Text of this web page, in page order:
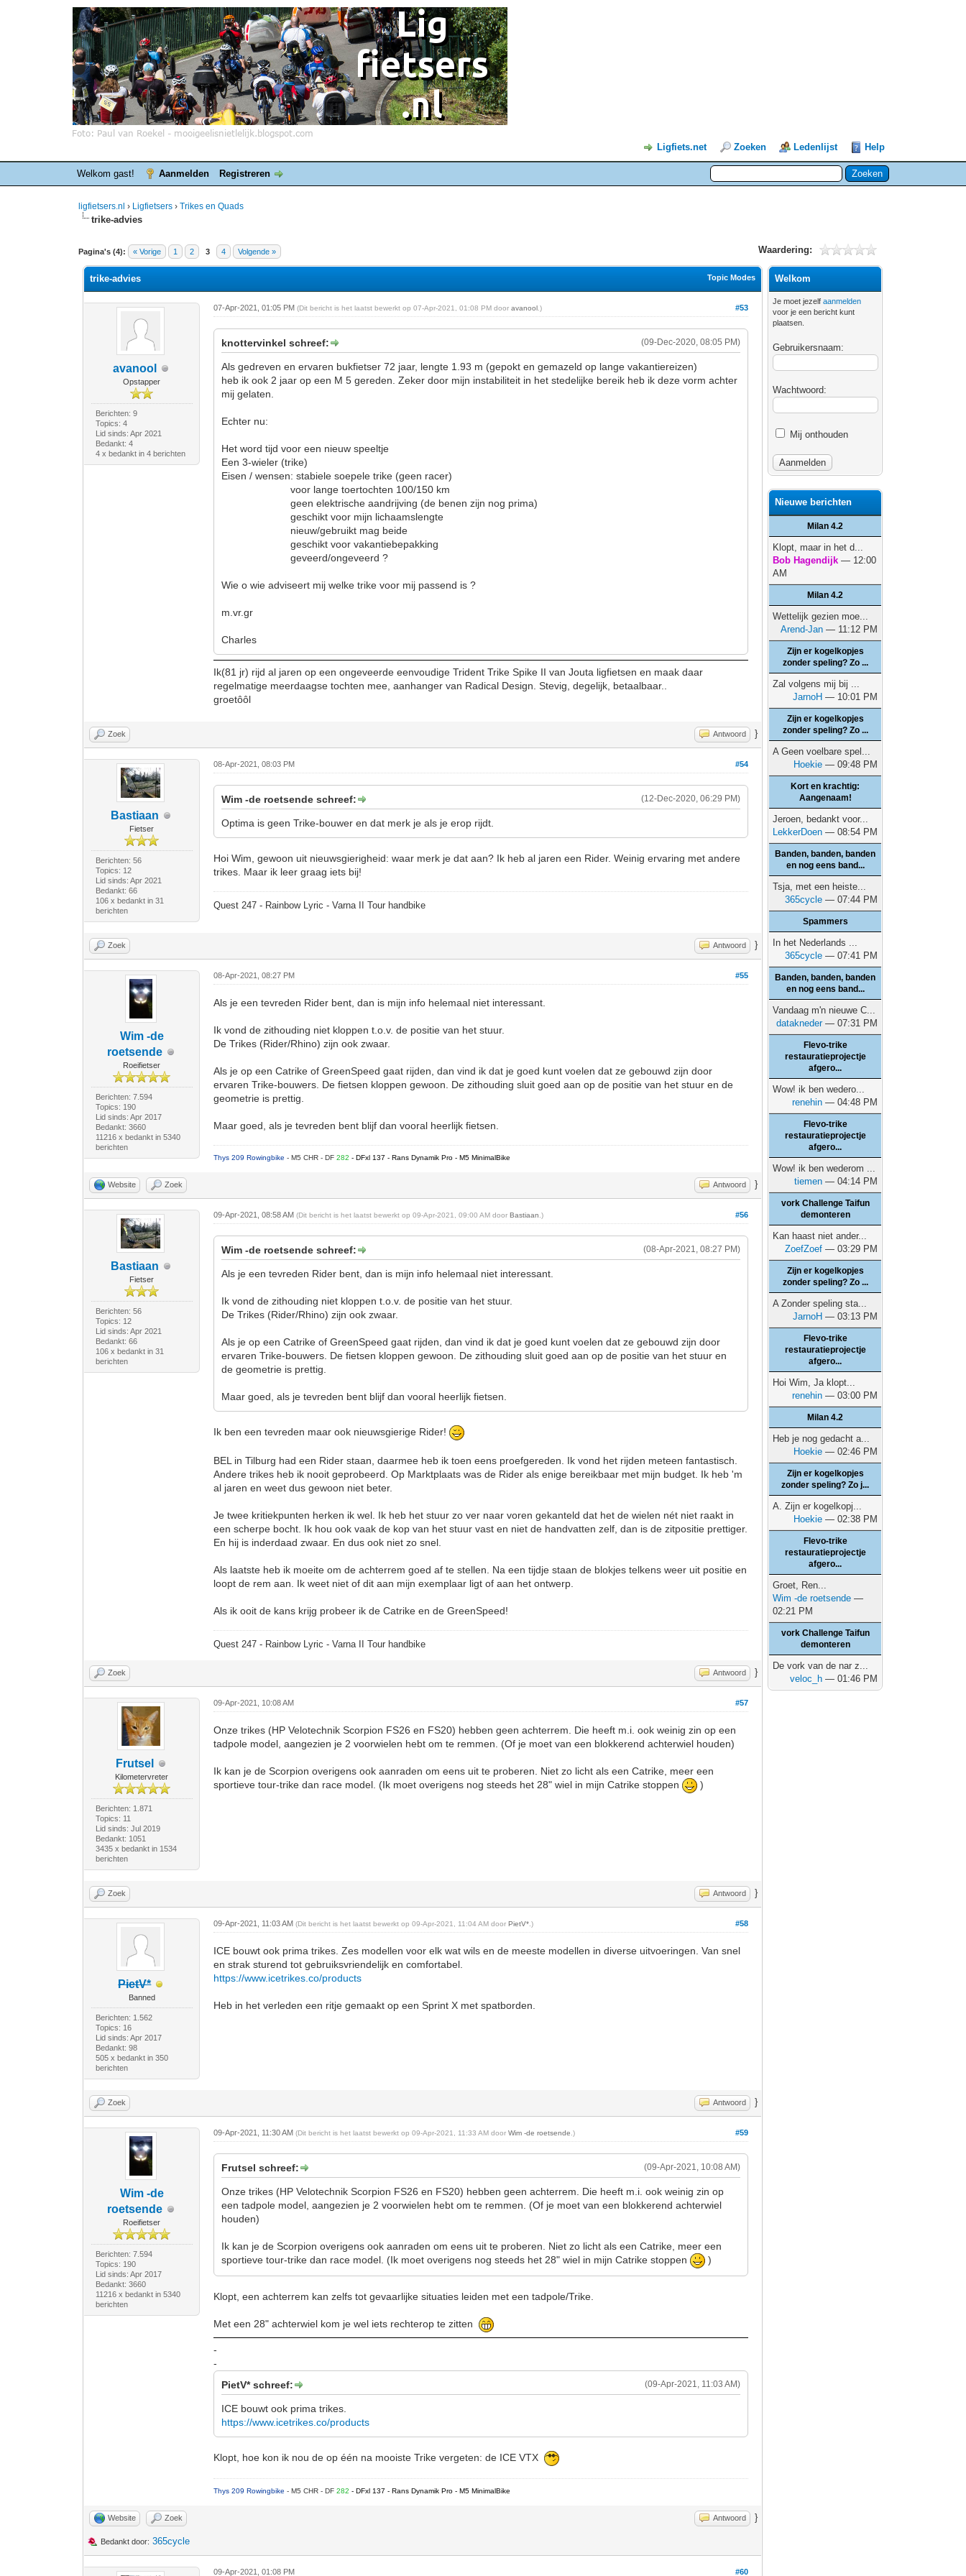
Ligfiets.net Zoeken Ledenlijst Help
Welkom gast! Aanmelden Registreren
ligfietsers.nl › Ligfietsers ›Trikes en Quads
trike-advies
Pagina's (4): « Vorige 1 2 3 4 Volgende » Waardering:
0 stemmen - gemiddelde waardering is 0
1
2
3
4
5
Topic Modes
trike-advies
avanool
Opstapper
Berichten: 9
Topics: 4
Lid sinds: Apr 2021
Bedankt: 4
4 x bedankt in 4 berichten
#53
07-Apr-2021, 01:05 PM(Dit bericht is het laatst bewerkt op 07-Apr-2021, 01:08 PM dooravanool .)
(09-Dec-2020, 08:05 PM)
knottervinkel schreef:
Als gedreven en ervaren bukfietser 72 jaar, lengte 1.93 m (gepokt en gemazeld op lange vakantiereizen)
heb ik ook 2 jaar op een M 5 gereden. Zeker door mijn instabiliteit in het stedelijke bereik heb ik deze vorm achter
mij gelaten.
Echter nu:
Het word tijd voor een nieuw speeltje
Een 3-wieler (trike)
Eisen / wensen: stabiele soepele trike (geen racer)
voor lange toertochten 100/150 km
geen elektrische aandrijving (de benen zijn nog prima)
geschikt voor mijn lichaamslengte
nieuw/gebruikt mag beide
geschikt voor vakantiebepakking
geveerd/ongeveerd ?
Wie o wie adviseert mij welke trike voor mij passend is ?
m.vr.gr
Charles
Ik(81 jr) rijd al jaren op een ongeveerde eenvoudige Trident Trike Spike II van Jouta ligfietsen en maak daar
regelmatige meerdaagse tochten mee, aanhanger van Radical Design. Stevig, degelijk, betaalbaar..
groetôôl
Zoek Antwoord }
Bastiaan
Fietser
Berichten: 56
Topics: 12
Lid sinds: Apr 2021
Bedankt: 66
106 x bedankt in 31
berichten
#54
08-Apr-2021, 08:03 PM
(12-Dec-2020, 06:29 PM)
Wim -de roetsende schreef:
Optima is geen Trike-bouwer en dat merk je als je erop rijdt.
Hoi Wim, gewoon uit nieuwsgierigheid: waar merk je dat aan? Ik heb al jaren een Rider. Weinig ervaring met andere
trikes. Maar ik leer graag iets bij!
Quest 247 - Rainbow Lyric - Varna II Tour handbike
Zoek Antwoord }
Wim -de
roetsende
Roeifietser
Berichten: 7.594
Topics: 190
Lid sinds: Apr 2017
Bedankt: 3660
11216 x bedankt in 5340
berichten
#55
08-Apr-2021, 08:27 PM
Als je een tevreden Rider bent, dan is mijn info helemaal niet interessant.
Ik vond de zithouding niet kloppen t.o.v. de positie van het stuur.
De Trikes (Rider/Rhino) zijn ook zwaar.
Als je op een Catrike of GreenSpeed gaat rijden, dan vind ik dat je goed kunt voelen dat ze gebouwd zijn door
ervaren Trike-bouwers. De fietsen kloppen gewoon. De zithouding sluit goed aan op de positie van het stuur en de
geometrie is prettig.
Maar goed, als je tevreden bent blijf dan vooral heerlijk fietsen.
Thys 209 Rowingbike- M5 CHR - DF282- DFxl 137 - Rans Dynamik Pro - M5 MinimalBike
Website Zoek Antwoord }
Bastiaan
Fietser
Berichten: 56
Topics: 12
Lid sinds: Apr 2021
Bedankt: 66
106 x bedankt in 31
berichten
#56
09-Apr-2021, 08:58 AM(Dit bericht is het laatst bewerkt op 09-Apr-2021, 09:00 AM doorBastiaan .)
(08-Apr-2021, 08:27 PM)
Wim -de roetsende schreef:
Als je een tevreden Rider bent, dan is mijn info helemaal niet interessant.
Ik vond de zithouding niet kloppen t.o.v. de positie van het stuur.
De Trikes (Rider/Rhino) zijn ook zwaar.
Als je op een Catrike of GreenSpeed gaat rijden, dan vind ik dat je goed kunt voelen dat ze gebouwd zijn door
ervaren Trike-bouwers. De fietsen kloppen gewoon. De zithouding sluit goed aan op de positie van het stuur en
de geometrie is prettig.
Maar goed, als je tevreden bent blijf dan vooral heerlijk fietsen.
Ik ben een tevreden maar ook nieuwsgierige Rider!
BEL in Tilburg had een Rider staan, daarmee heb ik toen eens proefgereden. Ik vond het rijden meteen fantastisch.
Andere trikes heb ik nooit geprobeerd. Op Marktplaats was de Rider als enige bereikbaar met mijn budget. Ik heb 'm
al jaren en weet dus gewoon niet beter.
Je twee kritiekpunten herken ik wel. Ik heb het stuur zo ver naar voren gekanteld dat het de wielen nét niet raakt in
een scherpe bocht. Ik hou ook vaak de kop van het stuur vast en niet de handvatten zelf, dan is de zitpositie prettiger.
En hij is inderdaad zwaar. En dus ook niet zo snel.
Als laatste heb ik moeite om de achterrem goed af te stellen. Na een tijdje staan de blokjes telkens weer uit positie en
loopt de rem aan. Ik weet niet of dit aan mijn exemplaar ligt of aan het ontwerp.
Als ik ooit de kans krijg probeer ik de Catrike en de GreenSpeed!
Quest 247 - Rainbow Lyric - Varna II Tour handbike
Zoek Antwoord }
Frutsel
Kilometervreter
Berichten: 1.871
Topics: 11
Lid sinds: Jul 2019
Bedankt: 1051
3435 x bedankt in 1534
berichten
#57
09-Apr-2021, 10:08 AM
Onze trikes (HP Velotechnik Scorpion FS26 en FS20) hebben geen achterrem. Die heeft m.i. ook weinig zin op een
tadpole model, aangezien je 2 voorwielen hebt om te remmen. (Of je moet van een blokkerend achterwiel houden)
Ik kan je de Scorpion overigens ook aanraden om eens uit te proberen. Niet zo licht als een Catrike, meer een
sportieve tour-trike dan race model. (Ik moet overigens nog steeds het 28" wiel in mijn Catrike stoppen
)
Zoek Antwoord }
PietV*
Banned
Berichten: 1.562
Topics: 16
Lid sinds: Apr 2017
Bedankt: 98
505 x bedankt in 350
berichten
#58
09-Apr-2021, 11:03 AM(Dit bericht is het laatst bewerkt op 09-Apr-2021, 11:04 AM doorPietV* .)
ICE bouwt ook prima trikes. Zes modellen voor elk wat wils en de meeste modellen in diverse uitvoeringen. Van snel
en strak sturend tot gebruiksvriendelijk en comfortabel.
https://www.icetrikes.co/products
Heb in het verleden een ritje gemaakt op een Sprint X met spatborden.
Zoek Antwoord }
Wim -de
roetsende
Roeifietser
Berichten: 7.594
Topics: 190
Lid sinds: Apr 2017
Bedankt: 3660
11216 x bedankt in 5340
berichten
#59
09-Apr-2021, 11:30 AM(Dit bericht is het laatst bewerkt op 09-Apr-2021, 11:33 AM doorWim -de roetsende .)
(09-Apr-2021, 10:08 AM)
Frutsel schreef:
Onze trikes (HP Velotechnik Scorpion FS26 en FS20) hebben geen achterrem. Die heeft m.i. ook weinig zin op
een tadpole model, aangezien je 2 voorwielen hebt om te remmen. (Of je moet van een blokkerend achterwiel
houden)
Ik kan je de Scorpion overigens ook aanraden om eens uit te proberen. Niet zo licht als een Catrike, meer een
sportieve tour-trike dan race model. (Ik moet overigens nog steeds het 28" wiel in mijn Catrike stoppen
)
Klopt, een achterrem kan zelfs tot gevaarlijke situaties leiden met een tadpole/Trike.
Met een 28" achterwiel kom je wel iets rechterop te zitten
-
-
(09-Apr-2021, 11:03 AM)
PietV* schreef:
ICE bouwt ook prima trikes.
https://www.icetrikes.co/products
Klopt, hoe kon ik nou de op één na mooiste Trike vergeten: de ICE VTX
Thys 209 Rowingbike- M5 CHR - DF282- DFxl 137 - Rans Dynamik Pro - M5 MinimalBike
Website Zoek Antwoord }
Bedankt door: 365cycle
#60
09-Apr-2021, 01:08 PM
Welkom
Je moet jezelfaanmelden
voor je een bericht kunt
plaatsen.
Gebruikersnaam:
Wachtwoord:
Mij onthouden
Nieuwe berichten
Milan 4.2
Klopt, maar in het d...
Bob Hagendijk — 12:00
AM
Milan 4.2
Wettelijk gezien moe...
Arend-Jan — 11:12 PM
Zijn er kogelkopjes
zonder speling? Zo ...
Zal volgens mij bij ...
JarnoH — 10:01 PM
Zijn er kogelkopjes
zonder speling? Zo ...
A Geen voelbare spel...
Hoekie — 09:48 PM
Kort en krachtig:
Aangenaam!
Jeroen, bedankt voor...
LekkerDoen — 08:54 PM
Banden, banden, banden
en nog eens band...
Tsja, met een heiste...
365cycle — 07:44 PM
Spammers
In het Nederlands ...
365cycle — 07:41 PM
Banden, banden, banden
en nog eens band...
Vandaag m'n nieuwe C...
datakneder— 07:31 PM
Flevo-trike
restauratieprojectje
afgero...
Wow! ik ben wedero...
renehin — 04:48 PM
Flevo-trike
restauratieprojectje
afgero...
Wow! ik ben wederom ...
tiemen — 04:14 PM
vork Challenge Taifun
demonteren
Kan haast niet ander...
ZoefZoef — 03:29 PM
Zijn er kogelkopjes
zonder speling? Zo ...
A Zonder speling sta...
JarnoH — 03:13 PM
Flevo-trike
restauratieprojectje
afgero...
Hoi Wim, Ja klopt...
renehin — 03:00 PM
Milan 4.2
Heb je nog gedacht a...
Hoekie — 02:46 PM
Zijn er kogelkopjes
zonder speling? Zo j...
A. Zijn er kogelkopj...
Hoekie — 02:38 PM
Flevo-trike
restauratieprojectje
afgero...
Groet, Ren...
Wim -de roetsende —
02:21 PM
vork Challenge Taifun
demonteren
De vork van de nar z...
veloc_h — 01:46 PM